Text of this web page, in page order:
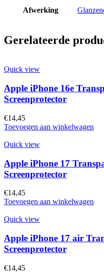
Afwerking
Gerelateerde
Quick view
Apple iPhone 16e
Screenprotector
€14,45
Toevoegen aan winkelwagen
Quick view
Apple iPhone 17
Screenprotector
€14,45
Toevoegen aan winkelwagen
Quick view
Apple iPhone 17 air
Screenprotector
€14,45